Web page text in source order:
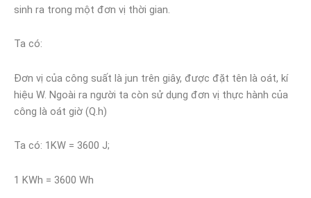
sinh ra trong một đơn vị thời gian.
Ta có:
Đơn vị của công suất là jun trên giây, được đặt tên là oát, kí
hiệu W. Ngoài ra người ta còn sử dụng đơn vị thực hành của
công là oát giờ (Q.h)
Ta có: 1KW = 3600 J;
1 KWh = 3600 Wh